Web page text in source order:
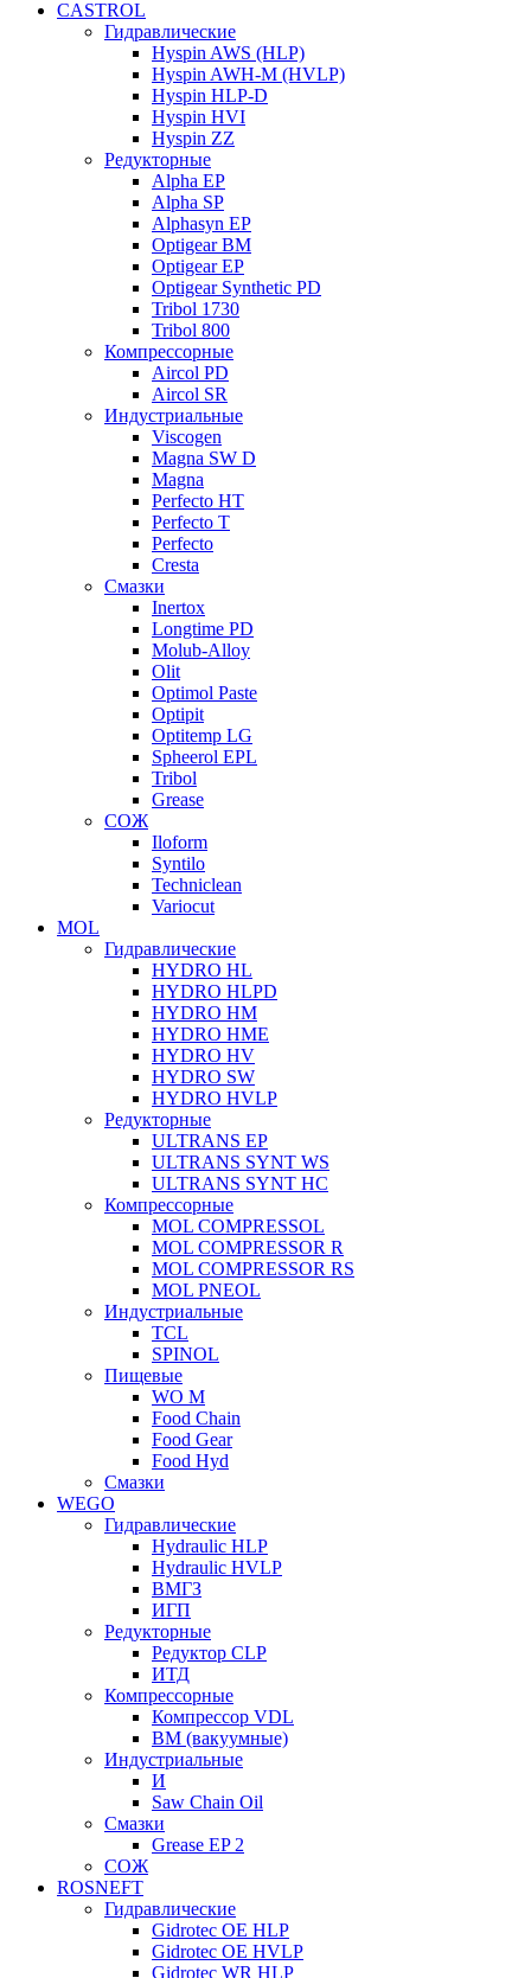
CASTROL
Гидравлические
Hyspin AWS (HLP)
Hyspin AWH-M (HVLP)
Hyspin HLP-D
Hyspin HVI
Hyspin ZZ
Редукторные
Alpha EP
Alpha SP
Alphasyn EP
Optigear BM
Optigear EP
Optigear Synthetic PD
Tribol 1730
Tribol 800
Компрессорные
Aircol PD
Aircol SR
Индустриальные
Viscogen
Magna SW D
Magna
Perfecto HT
Perfecto T
Perfecto
Cresta
Смазки
Inertox
Longtime PD
Molub-Alloy
Olit
Optimol Paste
Optipit
Optitemp LG
Spheerol EPL
Tribol
Grease
СОЖ
Iloform
Syntilo
Techniclean
Variocut
MOL
Гидравлические
HYDRO HL
HYDRO HLPD
HYDRO HM
HYDRO HME
HYDRO HV
HYDRO SW
HYDRO HVLP
Редукторные
ULTRANS EP
ULTRANS SYNT WS
ULTRANS SYNT HC
Компрессорные
MOL COMPRESSOL
MOL COMPRESSOR R
MOL COMPRESSOR RS
MOL PNEOL
Индустриальные
TCL
SPINOL
Пищевые
WO M
Food Chain
Food Gear
Food Hyd
Смазки
WEGO
Гидравлические
Hydraulic HLP
Hydraulic HVLP
ВМГЗ
ИГП
Редукторные
Редуктор CLP
ИТД
Компрессорные
Компрессор VDL
ВМ (вакуумные)
Индустриальные
И
Saw Chain Oil
Смазки
Grease EP 2
СОЖ
ROSNEFT
Гидравлические
Gidrotec OE HLP
Gidrotec OE HVLP
Gidrotec WR HLP